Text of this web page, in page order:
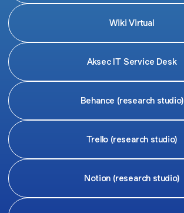
Wiki Virtual
Aksec IT Service Desk
Behance (research studio)
Trello (research studio)
Notion (research studio)